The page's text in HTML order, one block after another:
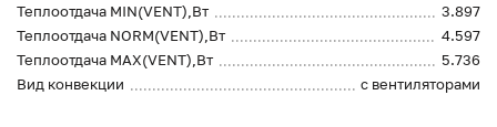
Теплоотдача MIN(VENT),Вт
3.897
Теплоотдача NORM(VENT),Вт
4.597
Теплоотдача MAX(VENT),Вт
5.736
Вид конвекции
с вентиляторами